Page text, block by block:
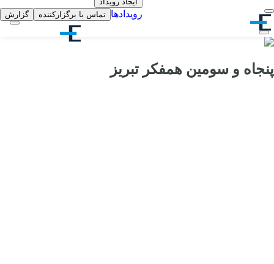
رویدادها تماس با برگزارکننده گزارش
پنجاه و سومین همفکر تبریز